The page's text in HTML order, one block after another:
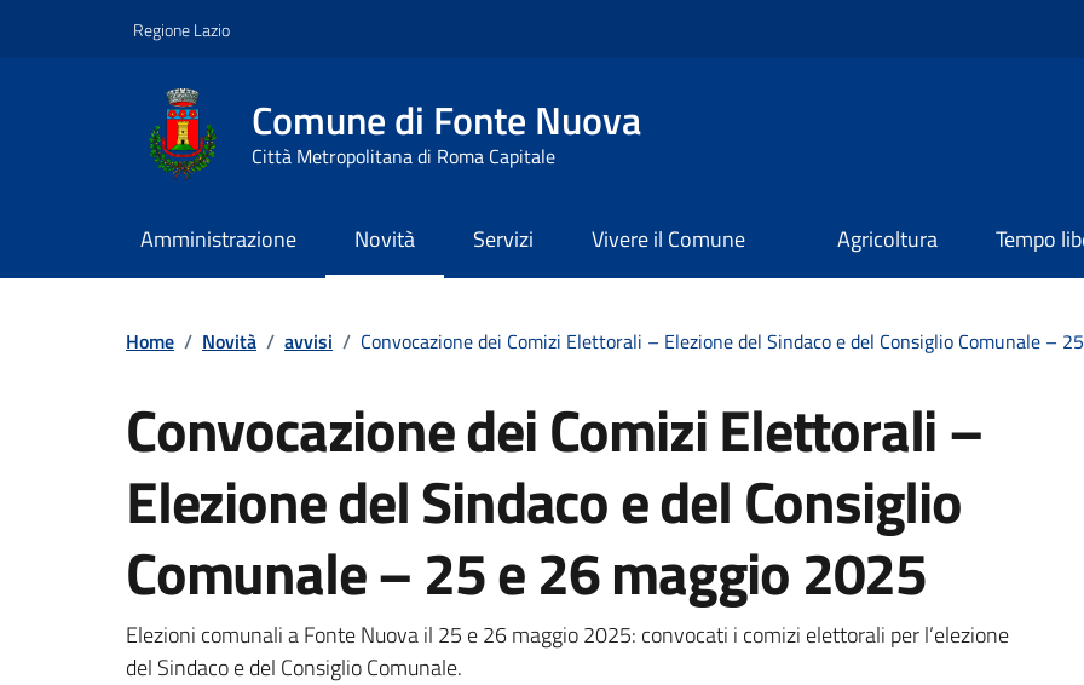
Regione Lazio
Comune di Fonte Nuova
Città Metropolitana di Roma Capitale
Amministrazione Novità Servizi Vivere il Comune Agricoltura Tempo
Home / Novità / avvisi / Convocazione dei Comizi Elettorali – Elezione del Sindaco e del Consiglio Comunale –
Convocazione dei Comizi Elettorali –
Elezione del Sindaco e del Consiglio
Comunale – 25 e 26 maggio 2025
Dettagli della notizia
Elezioni comunali a Fonte Nuova il 25 e 26 maggio 2025: convocati i comizi elettorali per l’elezione
del Sindaco e del Consiglio Comunale.